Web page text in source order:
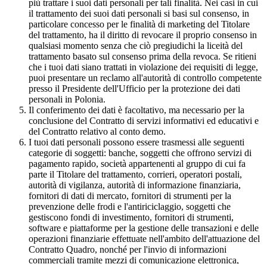
più trattare i suoi dati personali per tali finalità. Nei casi in cui
il trattamento dei suoi dati personali si basi sul consenso, in
particolare concesso per le finalità di marketing del Titolare
del trattamento, ha il diritto di revocare il proprio consenso in
qualsiasi momento senza che ciò pregiudichi la liceità del
trattamento basato sul consenso prima della revoca. Se ritieni
che i tuoi dati siano trattati in violazione dei requisiti di legge,
puoi presentare un reclamo all'autorità di controllo competente
presso il Presidente dell'Ufficio per la protezione dei dati
personali in Polonia.
Il conferimento dei dati è facoltativo, ma necessario per la
conclusione del Contratto di servizi informativi ed educativi e
del Contratto relativo al conto demo.
I tuoi dati personali possono essere trasmessi alle seguenti
categorie di soggetti: banche, soggetti che offrono servizi di
pagamento rapido, società appartenenti al gruppo di cui fa
parte il Titolare del trattamento, corrieri, operatori postali,
autorità di vigilanza, autorità di informazione finanziaria,
fornitori di dati di mercato, fornitori di strumenti per la
prevenzione delle frodi e l'antiriciclaggio, soggetti che
gestiscono fondi di investimento, fornitori di strumenti,
software e piattaforme per la gestione delle transazioni e delle
operazioni finanziarie effettuate nell'ambito dell'attuazione del
Contratto Quadro, nonché per l'invio di informazioni
commerciali tramite mezzi di comunicazione elettronica,